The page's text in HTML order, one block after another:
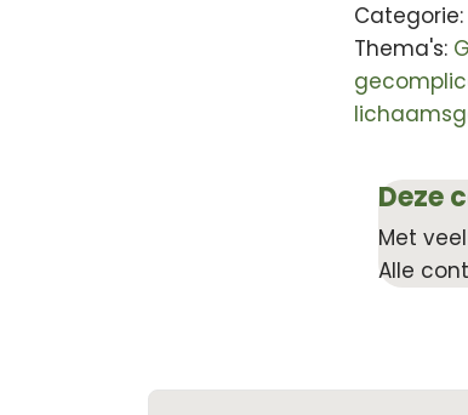
Categorie:
Thema's:
Deze
Met
Alle